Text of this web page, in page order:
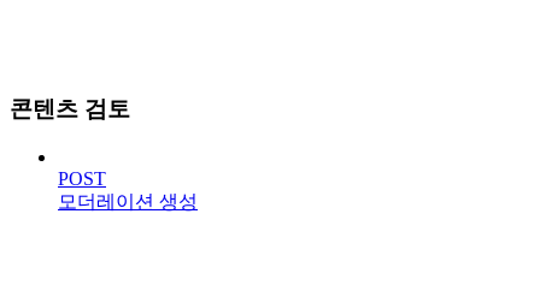
콘텐츠 검토
POST
모더레이션 생성